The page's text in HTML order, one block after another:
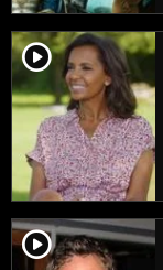
player2
player2